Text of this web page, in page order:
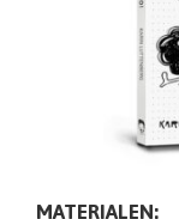
MATERIALEN: